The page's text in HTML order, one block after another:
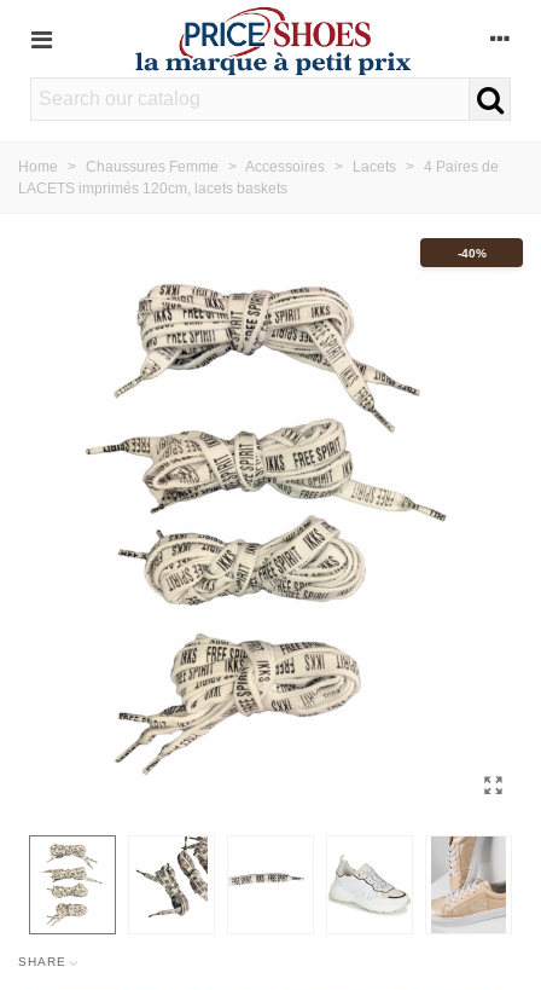
Home > Chaussures Femme > Accessoires > Lacets > 4 Paires de
LACETS imprimés 120cm, lacets baskets
-40%
SHARE